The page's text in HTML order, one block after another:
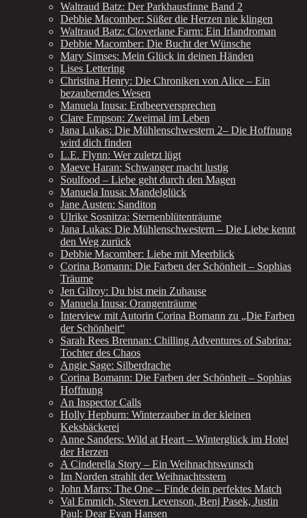
Waltraud Batz: Der Parkhausfinne Band 2
Debbie Macomber: Süßer die Herzen nie klingen
Waltraud Batz: Cloverlane Farm: Ein Irlandroman
Debbie Macomber: Die Bucht der Wünsche
Mary Simses: Mein Glück in deinen Händen
Lises Lettering
Christina Henry: Die Chroniken von Alice – Ein
bezauberndes Wesen
Manuela Inusa: Erdbeerversprechen
Clare Empson: Zweimal im Leben
Jana Lukas: Die Mühlenschwestern 2– Die Hoffnung
wird dich finden
L.E. Flynn: Wer zuletzt lügt
Maeve Haran: Schwanger macht lustig
Soulfood – Liebe geht durch den Magen
Manuela Inusa: Mandelglück
Jane Austen: Sanditon
Ulrike Sosnitza: Sternenblütenträume
Jana Lukas: Die Mühlenschwestern – Die Liebe kennt
den Weg zurück
Debbie Macomber: Liebe mit Meerblick
Corina Bomann: Die Farben der Schönheit – Sophias
Träume
Jen Gilroy: Du bist mein Zuhause
Manuela Inusa: Orangenträume
Interview mit Autorin Corina Bomann zu „Die Farben
der Schönheit“
Sarah Rees Brennan: Chilling Adventures of Sabrina:
Tochter des Chaos
Angie Sage: Silberdrache
Corina Bomann: Die Farben der Schönheit – Sophias
Hoffnung
An Inspector Calls
Holly Hepburn: Winterzauber in der kleinen
Keksbäckerei
Anne Sanders: Wild at Heart – Winterglück im Hotel
der Herzen
A Cinderella Story – Ein Weihnachtswunsch
Im Norden strahlt der Weihnachtsstern
John Marrs: The One – Finde dein perfektes Match
Val Emmich, Steven Levenson, Benj Pasek, Justin
Paul: Dear Evan Hansen